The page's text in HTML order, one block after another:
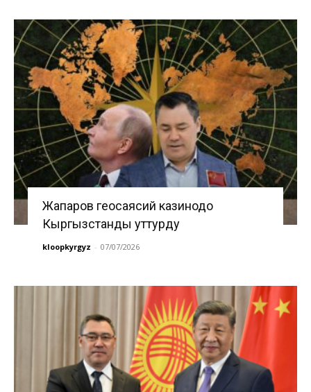
Жапаров геосаясий казинодо
Кыргызстанды уттурду
kloopkyrgyz - 07/07/2026